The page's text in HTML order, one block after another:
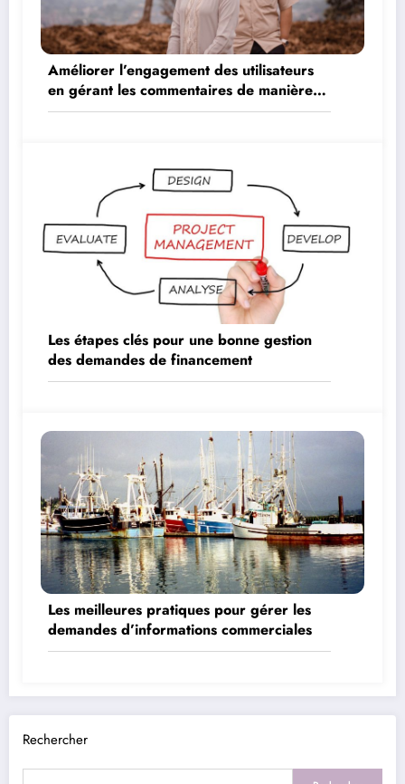
Améliorer l’engagement des utilisateurs
en gérant les commentaires de manière
proactive
Les étapes clés pour une bonne gestion
des demandes de financement
Les meilleures pratiques pour gérer les
demandes d’informations commerciales
Rechercher